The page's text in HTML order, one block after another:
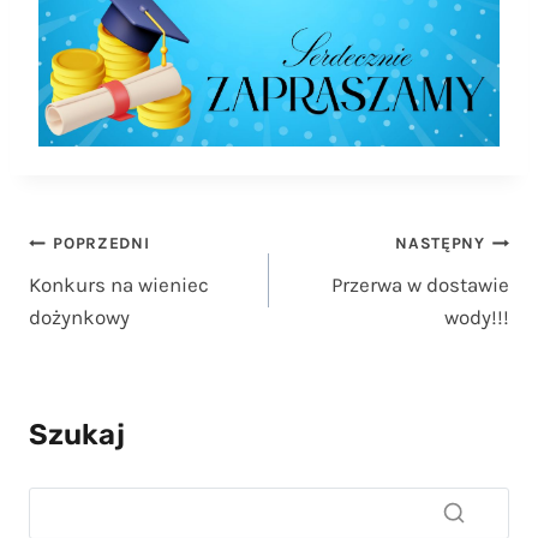
Nawigacja
wpisu
POPRZEDNI
Konkurs na wieniec
dożynkowy
NASTĘPNY
Przerwa w dostawie
wody!!!
Szukaj